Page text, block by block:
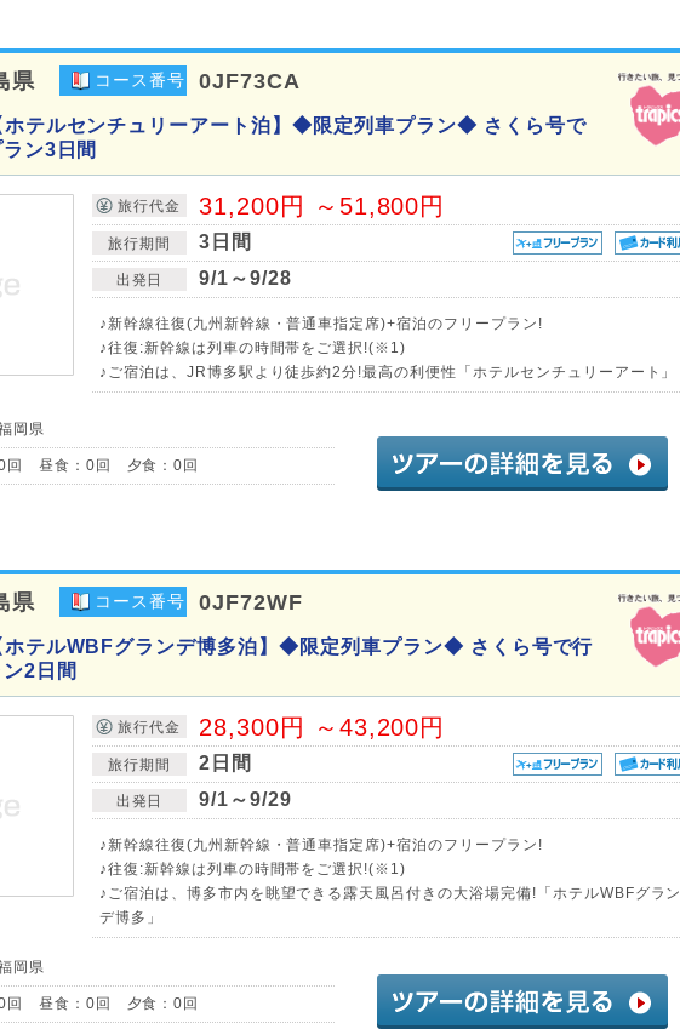
県 コース番号 0JF73CA
テルセンチュリーアート泊】◆限定列車プラン◆ さくら号で
ン3日間
旅行代金 31,200円 ～51,800円
旅行期間 3日間
出発日 9/1～9/28
♪新幹線往復(九州新幹線・普通車指定席)+宿泊のフリープラン!
♪往復:新幹線は列車の時間帯をご選択!(※1)
♪ご宿泊は、JR博多駅より徒歩約2分!最高の利便性「ホテルセンチュリーアート」
岡県
回 昼食：0回 夕食：0回
県 コース番号 0JF72WF
テルWBFグランデ博多泊】◆限定列車プラン◆ さくら号で行
2日間
旅行代金 28,300円 ～43,200円
旅行期間 2日間
出発日 9/1～9/29
♪新幹線往復(九州新幹線・普通車指定席)+宿泊のフリープラン!
♪往復:新幹線は列車の時間帯をご選択!(※1)
♪ご宿泊は、博多市内を眺望できる露天風呂付きの大浴場完備!「ホテルWBFグラン
デ博多」
岡県
回 昼食：0回 夕食：0回